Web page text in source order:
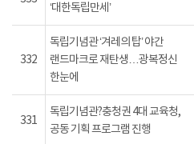
‘대한독립만세’
332
독립기념관 ‘겨레의 탑’ 야간
랜드마크로 재탄생…광복정신
한눈에
331
독립기념관?충청권 4대 교육청,
공동 기획 프로그램 진행